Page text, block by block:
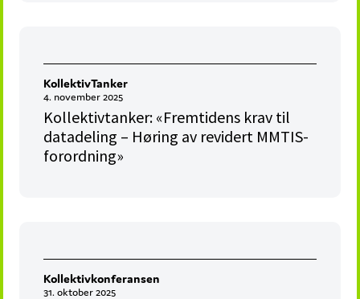
KollektivTanker
4. november 2025
Kollektivtanker: «Fremtidens krav til
datadeling – Høring av revidert MMTIS-
forordning»
Kollektivkonferansen
31. oktober 2025